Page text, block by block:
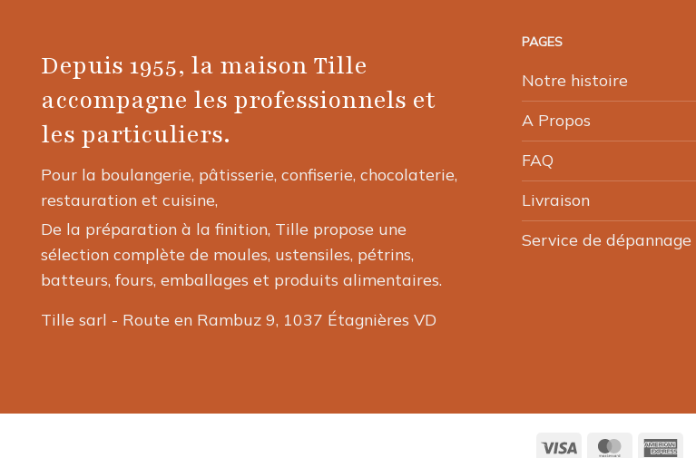
produit
du
Depuis 1955, la maison Tille
accompagne les professionnels et
les particuliers.
Pour la boulangerie, pâtisserie, confiserie, chocolaterie,
restauration et cuisine,
De la préparation à la finition, Tille propose une
sélection complète de moules, ustensiles, pétrins,
batteurs, fours, emballages et produits alimentaires.
Tille sarl - Route en Rambuz 9, 1037 Étagnières VD
PAGES
Notre histoire
A Propos
FAQ
Livraison
Service de dépannage
Visa MasterCard